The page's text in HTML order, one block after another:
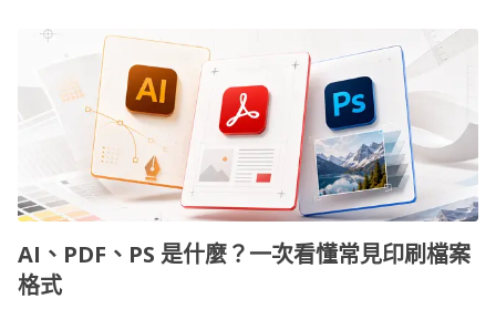
AI、PDF、PS 是什麼？一次看懂常見印刷檔案
格式